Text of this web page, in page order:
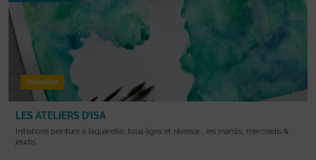
Initiation
LES ATELIERS D’ISA
Initiations peinture à l’aquarelle, tous âges et niveaux , les mardis, mercredis &
jeudis.